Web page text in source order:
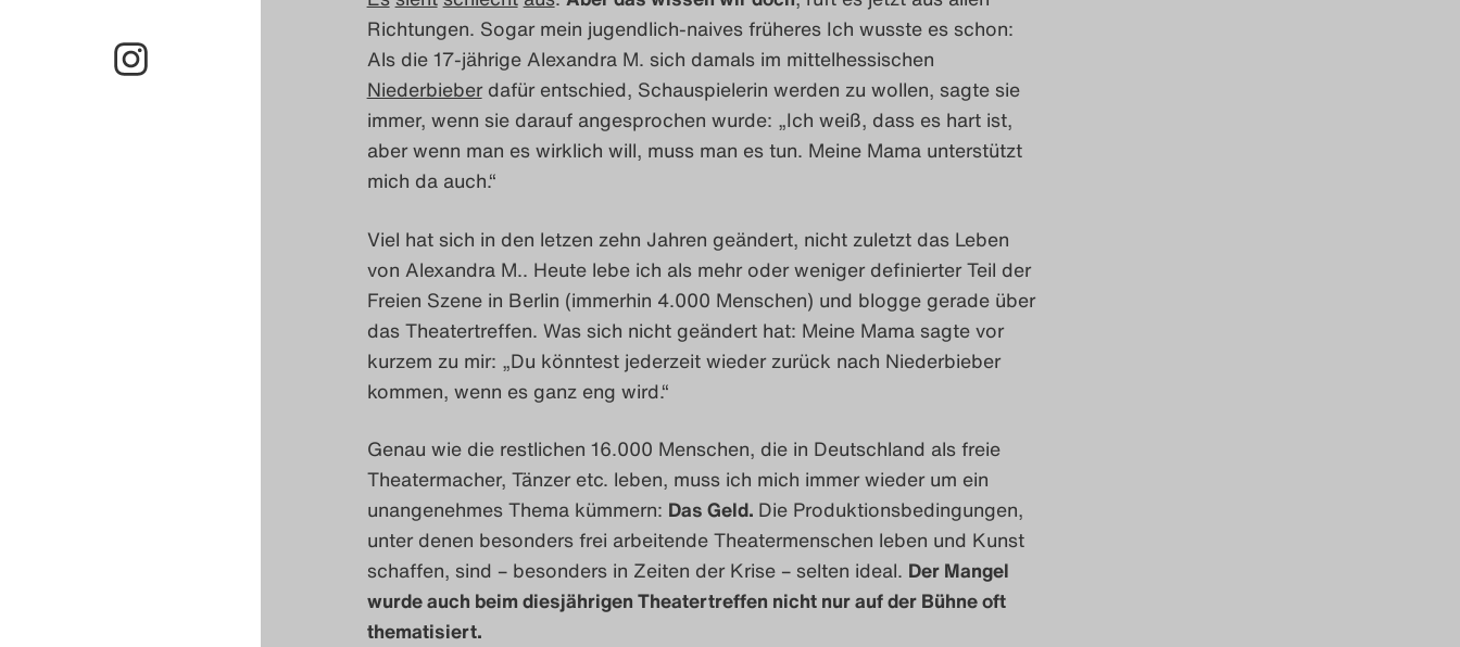
Richtungen. Sogar mein jugendlich-naives früheres Ich wusste es schon:
Als die 17-jährige Alexandra M. sich damals im mittelhessischen
Niederbieberdafür entschied, Schauspielerin werden zu wollen, sagte sie
immer, wenn sie darauf angesprochen wurde: „Ich weiß, dass es hart ist,
aber wenn man es wirklich will, muss man es tun. Meine Mama unterstützt
mich da auch.“
Viel hat sich in den letzen zehn Jahren geändert, nicht zuletzt das Leben
von Alexandra M.. Heute lebe ich als mehr oder weniger definierter Teil der
Freien Szene in Berlin (immerhin 4.000 Menschen) und blogge gerade über
das Theatertreffen. Was sich nicht geändert hat: Meine Mama sagte vor
kurzem zu mir: „Du könntest jederzeit wieder zurück nach Niederbieber
kommen, wenn es ganz eng wird.“
Genau wie die restlichen 16.000 Menschen, die in Deutschland als freie
Theatermacher, Tänzer etc. leben, muss ich mich immer wieder um ein
unangenehmes Thema kümmern: Das Geld. Die Produktionsbedingungen,
unter denen besonders frei arbeitende Theatermenschen leben und Kunst
schaffen, sind – besonders in Zeiten der Krise – selten ideal. Der Mangel
wurde auch beim diesjährigen Theatertreffen nicht nur auf der Bühne oft
thematisiert.